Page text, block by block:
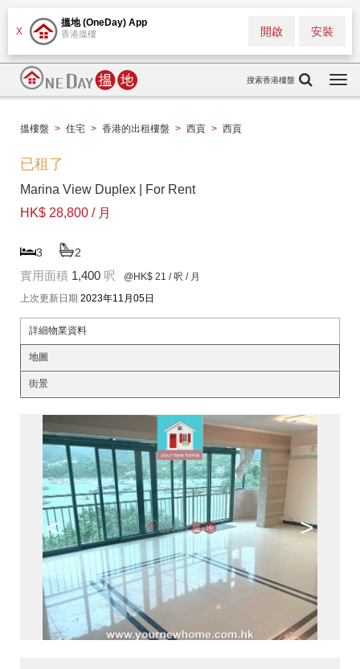
X
搵地 (OneDay) App
香港搵樓 安裝
開啟
搜索香港樓盤
搵樓盤 > 住宅 > 香港的出租樓盤 > 西貢 > 西貢
已租了
Marina View Duplex | For Rent
HK$ 28,800 / 月
3 2
實用面積 1,400 呎 @HK$ 21 / 呎 / 月
上次更新日期 2023年11月05日
詳細物業資料
地圖
街景
< >